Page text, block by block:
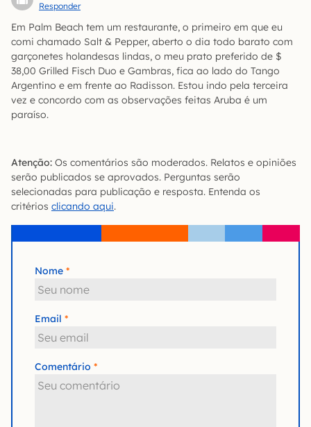
Responder
Em Palm Beach tem um restaurante, o primeiro em que eu
comi chamado Salt & Pepper, aberto o dia todo barato com
garçonetes holandesas lindas, o meu prato preferido de $
38,00 Grilled Fisch Duo e Gambras, fica ao lado do Tango
Argentino e em frente ao Radisson. Estou indo pela terceira
vez e concordo com as observações feitas Aruba é um
paraíso.
Atenção: Os comentários são moderados. Relatos e opiniões
serão publicados se aprovados. Perguntas serão
selecionadas para publicação e resposta. Entenda os
critérios clicando aqui.
Nome
Email
Comentário